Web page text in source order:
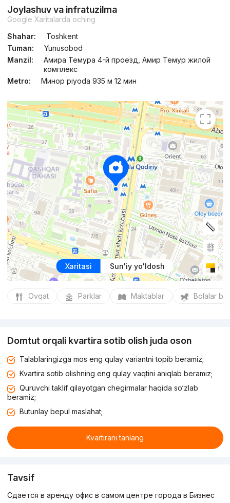
Joylashuv va infratuzilma
Google Xaritalarda oching
Shahar:
Toshkent
Tuman:
Yunusobod
Manzil:
Амира Темура 4-й проезд, Амир Темур жилой
комплекс
Metro:
Минор piyoda 935 м 12 мин
Xaritasi Sun'iy yo'ldosh
Ovqat Parklar Maktablar Bolalar
Domtut orqali kvartira sotib olish juda oson
Talablaringizga mos eng qulay variantni topib beramiz;
Kvartira sotib olishning eng qulay vaqtini aniqlab beramiz;
Quruvchi taklif qilayotgan chegirmalar haqida so‘zlab
beramiz;
Butunlay bepul maslahat;
Kvartirani tanlang
Tavsif
Сдается в аренду офис в самом центре города в Бизнес